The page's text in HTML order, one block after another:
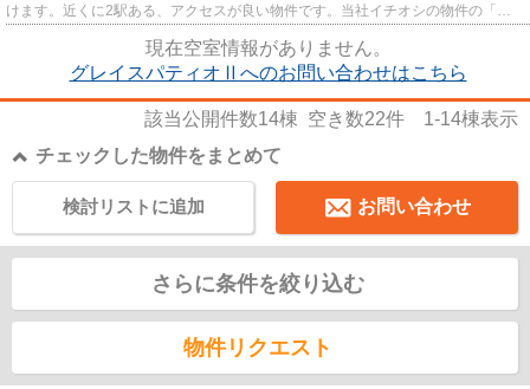
けます。近くに2駅ある、アクセスが良い物件です。当社イチオシの物件の「グ
現在空室情報がありません。
グレイスパティオⅡへのお問い合わせはこちら
該当公開件数14棟 空き数22件 1-14棟表示
チェックした物件をまとめて
お問い合わせ
検討リストに追加
さらに条件を絞り込む
物件リクエスト